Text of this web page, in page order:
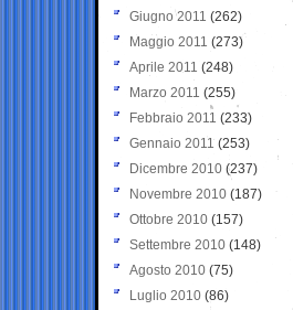
Giugno 2011 (262)
Maggio 2011 (273)
Aprile 2011 (248)
Marzo 2011 (255)
Febbraio 2011 (233)
Gennaio 2011 (253)
Dicembre 2010 (237)
Novembre 2010 (187)
Ottobre 2010 (157)
Settembre 2010 (148)
Agosto 2010 (75)
Luglio 2010 (86)